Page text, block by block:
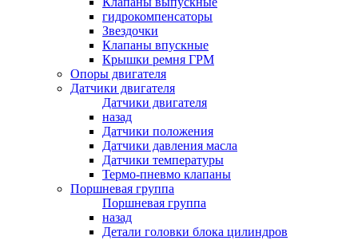
гидрокомпенсаторы
Звездочки
Клапаны впускные
Крышки ремня ГРМ
Опоры двигателя
Датчики двигателя
Датчики двигателя
назад
Датчики положения
Датчики давления масла
Датчики температуры
Термо-пневмо клапаны
Поршневая группа
Поршневая группа
назад
Детали головки блока цилиндров